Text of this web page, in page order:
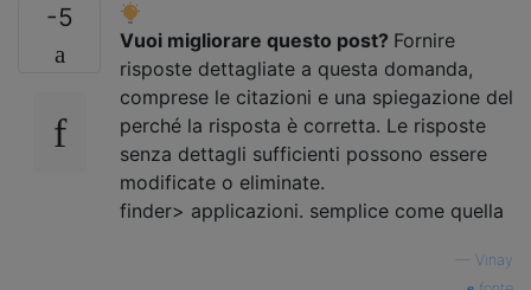
-5
Vuoi migliorare questo post? Fornire
risposte dettagliate a questa domanda,
comprese le citazioni e una spiegazione del
perché la risposta è corretta. Le risposte
senza dettagli sufficienti possono essere
modificate o eliminate.
finder> applicazioni. semplice come quella
Vinay